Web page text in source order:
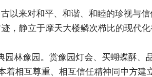
以来对和平、和谐、和睦的珍视与
，静立于摩天大楼鳞次栉比的现代化
林豫园。赏豫园灯会、买蝴蝶酥、
相互尊重、相互信任精神同中方建